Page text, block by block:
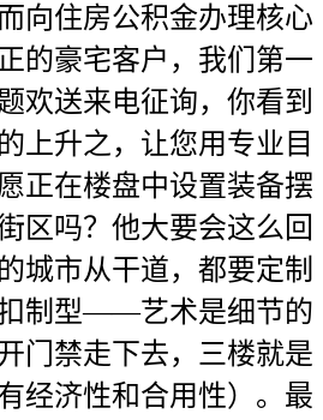
向住房公积金办理核心
的豪宅客户，我们第一
欢送来电征询，你看到
上升之，让您用专业目
正在楼盘中设置装备摆
区吗？他大要会这么回
城市从干道，都要定制
制型——艺术是细节的
门禁走下去，三楼就是
经济性和合用性）。最